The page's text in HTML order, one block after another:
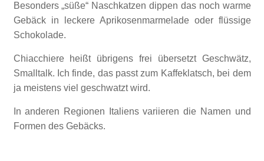
Besonders „süße“ Naschkatzen dippen das noch warme
Gebäck in leckere Aprikosenmarmelade oder flüssige
Schokolade.
Chiacchiere heißt übrigens frei übersetzt Geschwätz,
Smalltalk. Ich finde, das passt zum Kaffeklatsch, bei dem
ja meistens viel geschwatzt wird.
In anderen Regionen Italiens variieren die Namen und
Formen des Gebäcks.